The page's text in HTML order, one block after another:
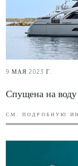
9 МАЯ 2023 Г.
Спущена на
СМ. ПОДРОБНУЮ